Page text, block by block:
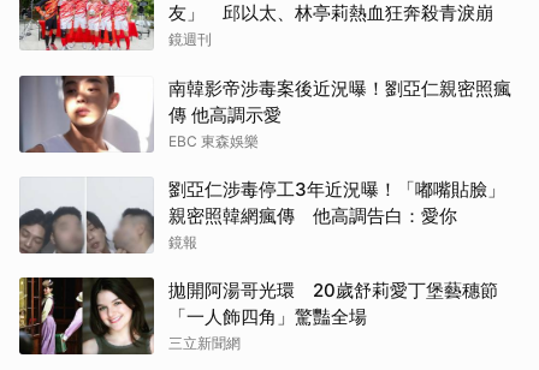
友」 邱以太、林亭莉熱血狂奔殺青淚崩
鏡週刊
南韓影帝涉毒案後近況曝！劉亞仁親密照瘋
傳 他高調示愛
EBC 東森娛樂
劉亞仁涉毒停工3年近況曝！「嘟嘴貼臉」
親密照韓網瘋傳 他高調告白：愛你
鏡報
拋開阿湯哥光環 20歲舒莉愛丁堡藝穗節
「一人飾四角」驚豔全場
三立新聞網